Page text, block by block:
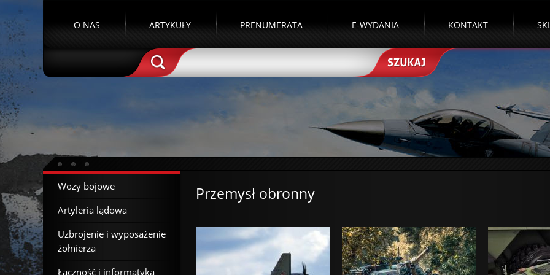
O NAS ARTYKUŁY PRENUMERATA E-WYDANIA KONTAKT
Przemysł obronny
Wozy bojowe
Artyleria lądowa
Uzbrojenie i wyposażenie
żołnierza
Łączność i informatyka